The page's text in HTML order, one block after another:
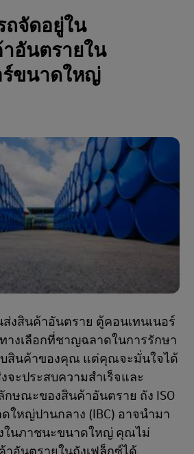
จัดอยู่ใน
อันตรายใน
ร์ขนาดใหญ่
งสินค้าอันตราย ตู้คอนเทนเนอร์
างเลือกที่ชาญฉลาดในการรักษา
สินค้าของคุณ แต่คุณจะมั่นใจได้
จะประสบความสําเร็จและ
ษณะของสินค้าอันตราย ถัง ISO
ใหญ่ปานกลาง (IBC) อาจนํามา
ในภาชนะขนาดใหญ่ คุณไม่